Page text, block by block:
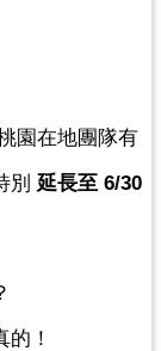
園在地團隊有
別 延長至 6/30
！